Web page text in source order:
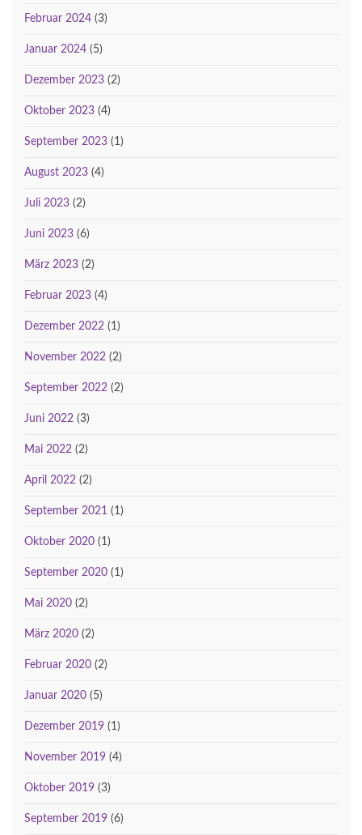
Februar 2024 (3)
Januar 2024 (5)
Dezember 2023 (2)
Oktober 2023 (4)
September 2023 (1)
August 2023 (4)
Juli 2023 (2)
Juni 2023 (6)
März 2023 (2)
Februar 2023 (4)
Dezember 2022 (1)
November 2022 (2)
September 2022 (2)
Juni 2022 (3)
Mai 2022 (2)
April 2022 (2)
September 2021 (1)
Oktober 2020 (1)
September 2020 (1)
Mai 2020 (2)
März 2020 (2)
Februar 2020 (2)
Januar 2020 (5)
Dezember 2019 (1)
November 2019 (4)
Oktober 2019 (3)
September 2019 (6)